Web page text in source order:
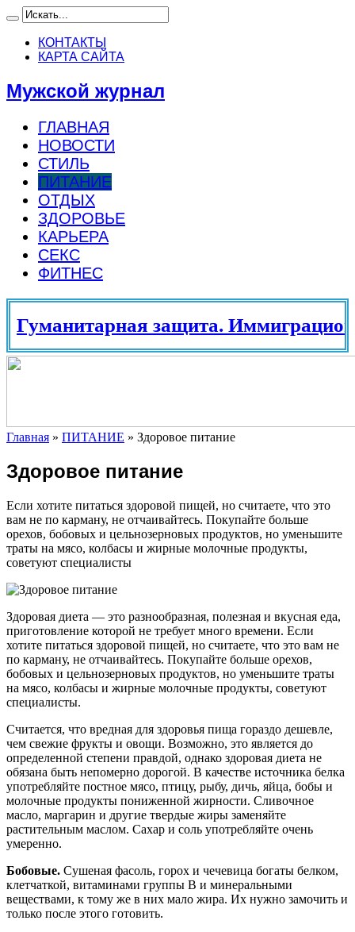
КОНТАКТЫ
КАРТА САЙТА
Мужской журнал
ГЛАВНАЯ
НОВОСТИ
СТИЛЬ
ПИТАНИЕ
ОТДЫХ
ЗДОРОВЬЕ
КАРЬЕРА
СЕКС
ФИТНЕС
защита.
Главная » ПИТАНИЕ » Здоровое питание
Здоровое питание
Если хотите питаться здоровой пищей, но считаете, что это
вам не по карману, не отчаивайтесь. Покупайте больше
орехов, бобовых и цельнозерновых продуктов, но уменьшите
траты на мясо, колбасы и жирные молочные продукты,
советуют специалисты
Здоровая диета — это разнообразная, полезная и вкусная еда,
приготовление которой не требует много времени. Если
хотите питаться здоровой пищей, но считаете, что это вам не
по карману, не отчаивайтесь. Покупайте больше орехов,
бобовых и цельнозерновых продуктов, но уменьшите траты
на мясо, колбасы и жирные молочные продукты, советуют
специалисты.
Считается, что вредная для здоровья пища гораздо дешевле,
чем свежие фрукты и овощи. Возможно, это является до
определенной степени правдой, однако здоровая диета не
обязана быть непомерно дорогой. В качестве источника белка
употребляйте постное мясо, птицу, рыбу, дичь, яйца, бобы и
молочные продукты пониженной жирности. Сливочное
масло, маргарин и другие твердые жиры заменяйте
растительным маслом. Сахар и соль употребляйте очень
умеренно.
Бобовые. Сушеная фасоль, горох и чечевица богаты белком,
клетчаткой, витаминами группы В и минеральными
веществами, к тому же в них мало жира. Их нужно замочить и
только после этого готовить.